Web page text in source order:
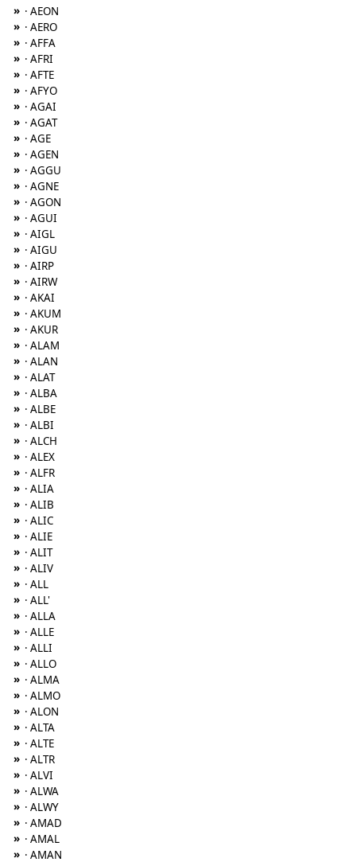
» · AEON
» · AERO
» · AFFA
» · AFRI
» · AFTE
» · AFYO
» · AGAI
» · AGAT
» · AGE
» · AGEN
» · AGGU
» · AGNE
» · AGON
» · AGUI
» · AIGL
» · AIGU
» · AIRP
» · AIRW
» · AKAI
» · AKUM
» · AKUR
» · ALAM
» · ALAN
» · ALAT
» · ALBA
» · ALBE
» · ALBI
» · ALCH
» · ALEX
» · ALFR
» · ALIA
» · ALIB
» · ALIC
» · ALIE
» · ALIT
» · ALIV
» · ALL
» · ALL'
» · ALLA
» · ALLE
» · ALLI
» · ALLO
» · ALMA
» · ALMO
» · ALON
» · ALTA
» · ALTE
» · ALTR
» · ALVI
» · ALWA
» · ALWY
» · AMAD
» · AMAL
» · AMAN